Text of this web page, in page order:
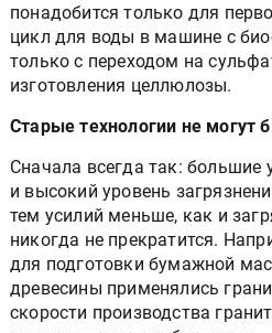
понадобится только для
цикл для воды в машине с
только с переходом на
изготовления целлюлозы.
Старые технологии не
Сначала всегда так: большие
и высокий уровень
тем усилий меньше, как и
никогда не прекратится.
для подготовки бумажной
древесины применялись
скорости производства